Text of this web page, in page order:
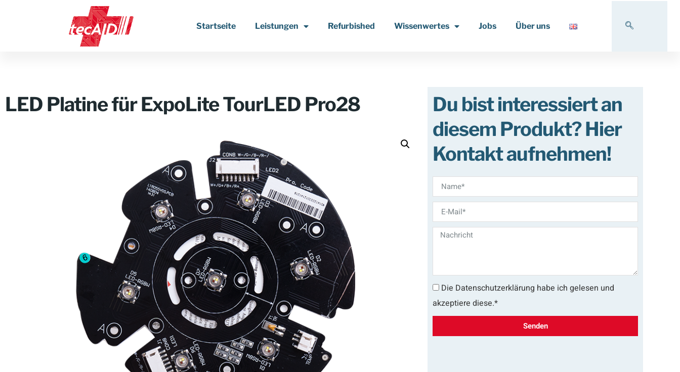
Startseite Leistungen Refurbished Wissenwertes Jobs Über uns
LED Platine für ExpoLite TourLED Pro28
Du bist interessiert an
diesem Produkt? Hier
Kontakt aufnehmen!
Die Datenschutzerklärung habe ich gelesen und
akzeptiere diese.*
Senden